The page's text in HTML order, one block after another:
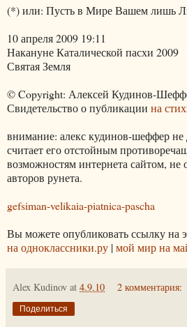
(*) или: Пусть в Мире Вашем лишь
10 апреля 2009 19:11
Накануне Каталической пасхи 2009
Святая Земля
© Copyright: Алексей Кудинов-
Свидетельство о публикации на
внимание: алекс кудинов-шеффер не
считает его отстойным
возможностям интернета сайтом,
авторов рунета.
gefsiman-velikaia-piatnica-pascha
Вы можете опубликовать ссылку на
на одноклассники.ру | мой мир на
Alex Kudinov at 4.9.10 2 комментария:
Поделиться